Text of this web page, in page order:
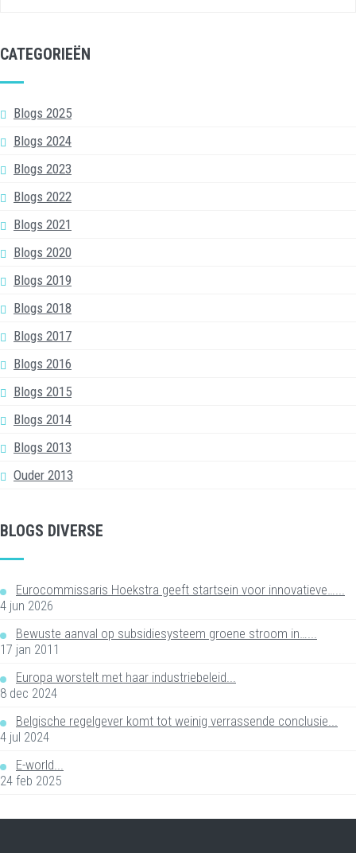
CATEGORIEËN
Blogs 2025
Blogs 2024
Blogs 2023
Blogs 2022
Blogs 2021
Blogs 2020
Blogs 2019
Blogs 2018
Blogs 2017
Blogs 2016
Blogs 2015
Blogs 2014
Blogs 2013
Ouder 2013
BLOGS DIVERSE
Eurocommissaris Hoekstra geeft startsein voor innovatieve…...
4 jun 2026
Bewuste aanval op subsidiesysteem groene stroom in…...
17 jan 2011
Europa worstelt met haar industriebeleid...
8 dec 2024
Belgische regelgever komt tot weinig verrassende conclusie...
4 jul 2024
E-world...
24 feb 2025